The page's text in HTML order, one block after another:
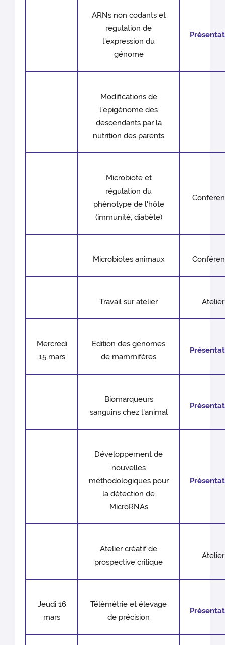
ARNs non codants et
regulation de
l'expression du
génome
Modifications de
l'épigénome des
descendants par la
nutrition des parents
Microbiote et
régulation du
phénotype de l'hôte
(immunité, diabète)
Microbiotes animaux
Travail sur atelier Atelier
Mercredi
15 mars
Edition des génomes
de mammifères
Biomarqueurs
sanguins chez l'animal
Développement de
nouvelles
méthodologiques pour
la détection de
MicroRNAs
Atelier créatif de
prospective critique
Atelier
Jeudi 16
mars
Télémétrie et élevage
de précision